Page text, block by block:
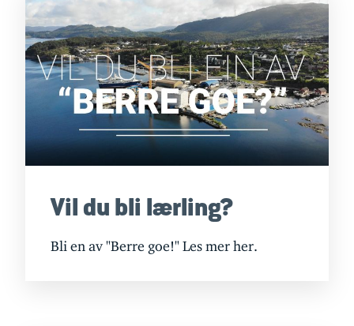
Vil du bli lærling?
Bli en av "Berre goe!" Les mer her.